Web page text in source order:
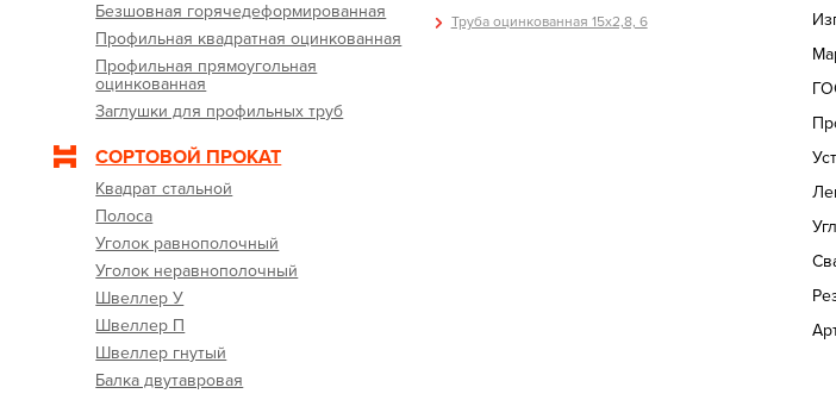
Безшовная горячедеформированная
Профильная квадратная оцинкованная
Профильная прямоугольная
оцинкованная
Заглушки для профильных труб
СОРТОВОЙ ПРОКАТ
Квадрат стальной
Полоса
Уголок равнополочный
Уголок неравнополочный
Швеллер У
Швеллер П
Швеллер гнутый
Балка двутавровая
Труба оцинкованная 15х2,8, 6